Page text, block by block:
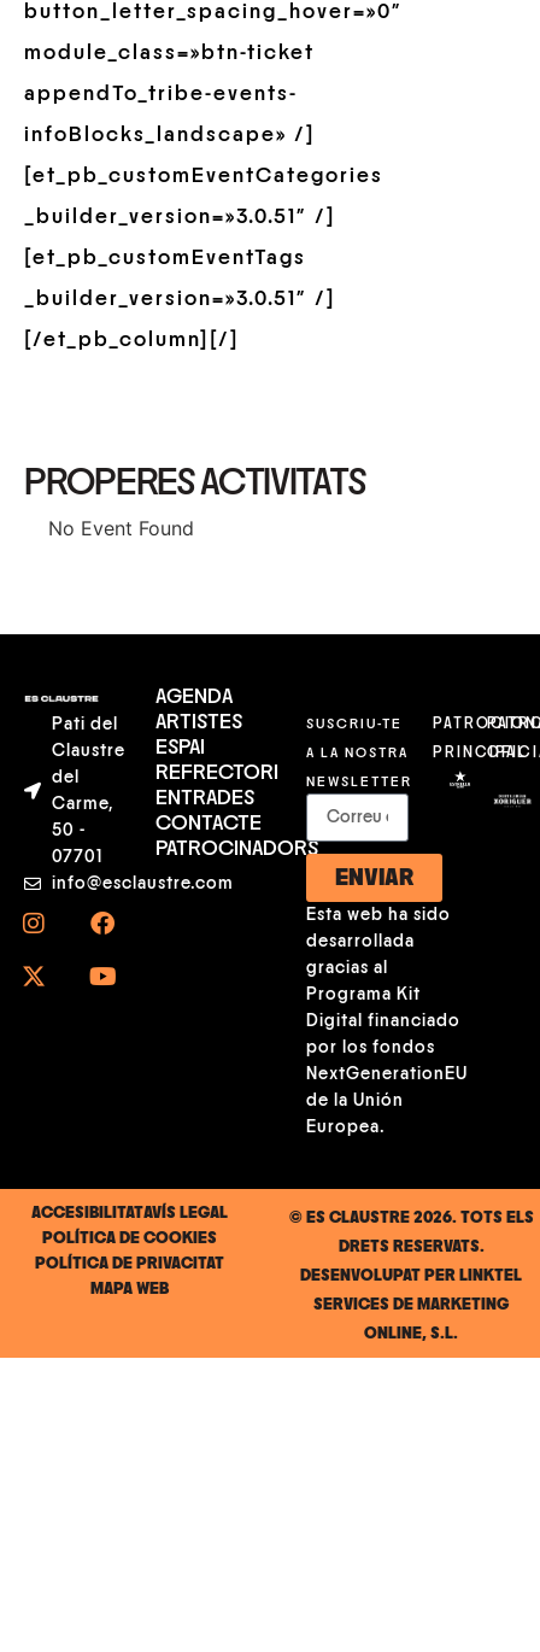
button_letter_spacing_hover=»0″
module_class=»btn-ticket
appendTo_tribe-events-
infoBlocks_landscape» /]
[et_pb_customEventCategories
_builder_version=»3.0.51″ /]
[et_pb_customEventTags
_builder_version=»3.0.51″ /]
[/et_pb_column][/]
PROPERES ACTIVITATS
No Event Found
Pati del
Claustre
del
Carme,
50 -
07701
info@esclaustre.com
AGENDA
ARTISTES
ESPAI
REFRECTORI
ENTRADES
CONTACTE
PATROCINADORS
SUSCRIU-TE
A LA NOSTRA
NEWSLETTER
ENVIAR
Esta web ha sido
desarrollada
gracias al
Programa Kit
Digital financiado
por los fondos
NextGenerationEU
de la Unión
Europea.
PRINCIPAL
© ES CLAUSTRE 2026. TOTS ELS
DRETS RESERVATS.
DESENVOLUPAT PER LINKTEL
SERVICES DE MARKETING
ONLINE, S.L.
ACCESIBILITATAVÍS LEGAL
POLÍTICA DE COOKIES
POLÍTICA DE PRIVACITAT
MAPA WEB